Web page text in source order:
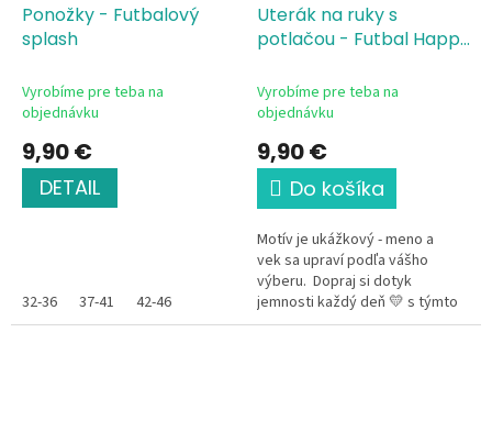
Ponožky - Futbalový
splash
Vyrobíme pre teba na
objednávku
9,90 €
DETAIL
32-36 37-41 42-46
Uterák na ruky s
potlačou - Futbal Happy
Vyrobíme pre teba na
objednávku
9,90 €
Do košíka
Motív je ukážkový - meno a
vek sa upraví podľa vášho
výberu. Dopraj si dotyk
jemnosti každý deň 💛 s týmto
mäkkým a príjemným uterákom,